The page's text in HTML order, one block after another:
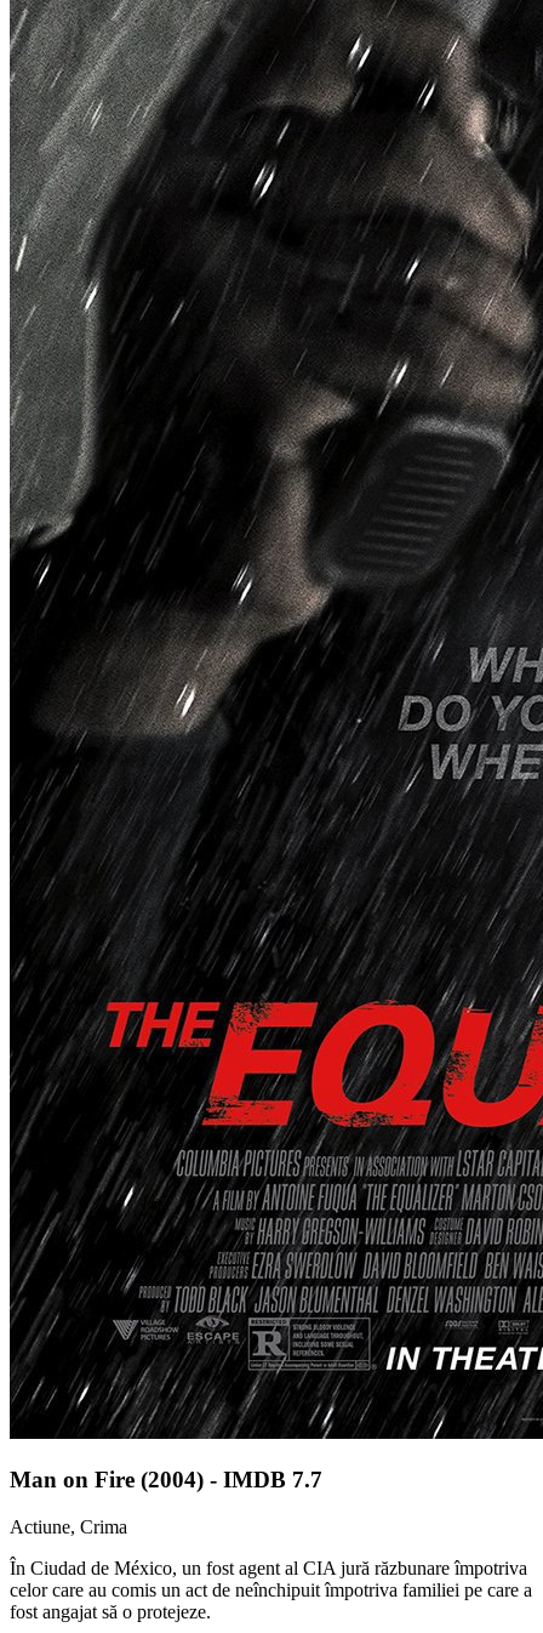
Man on Fire (2004) - IMDB 7.7
Actiune, Crima
În Ciudad de México, un fost agent al CIA jură răzbunare împotriva
celor care au comis un act de neînchipuit împotriva familiei pe care a
fost angajat să o protejeze.